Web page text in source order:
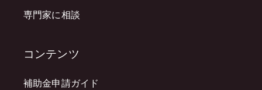
専門家に相談
コンテンツ
補助金申請ガイド